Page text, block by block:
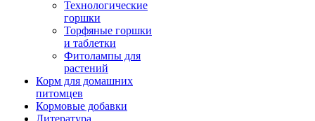
Технологические
горшки
Торфяные горшки
и таблетки
Фитолампы для
растений
Корм для домашних
питомцев
Кормовые добавки
Литература